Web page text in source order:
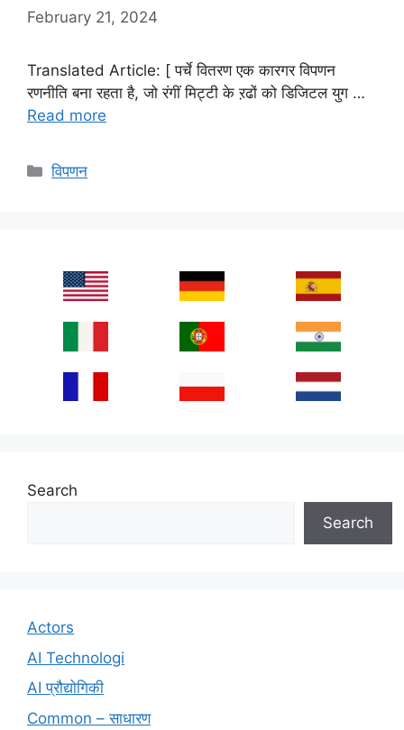
February 21, 2024
Translated Article: [ पर्चे वितरण एक कारगर विपणन
रणनीति बना रहता है, जो रंगीं मिट्टी के ऱढों को डिजिटल युग …
Read more
Categories
विपणन
Search
Search
Actors
AI Technologi
AI प्रौद्योगिकी
Common – साधारण